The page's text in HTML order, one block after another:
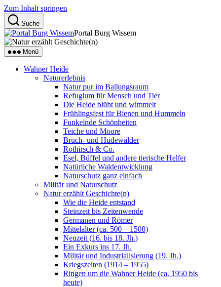
Zum Inhalt springen
Suche
Portal Burg Wissem
Menü
Wahner Heide
Naturerlebnis
Natur pur im Ballungsraum
Refugium für Mensch und Tier
Die Heide blüht und wimmelt
Frühlingsfest für Bienen und Hummeln
Funkelnde Schönheiten
Teiche und Moore
Bruch- und Hudewälder
Rothirsch & Co.
Esel, Büffel und andere tierische Helfer
Natürliche Waldentwicklung
Naturschutz ganz einfach
Militär und Naturschutz
Natur erzählt Geschichte(n)
Wie die Heide entstand
Steinzeit bis Zeitenwende
Germanen und Römer
Mittelalter (ca. 500 – 1500)
Neuzeit (16. bis 18. Jh.)
Ein Exkurs ins 17. Jh.
Militär und Industrialisierung (19. Jh.)
Kriegszeiten (1914 – 1955)
Ringen um die Wahner Heide (ca. 1950 bis
heute)